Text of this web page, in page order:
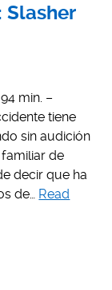
Slasher
min. –
tiene
sin audición
de
decir que ha
de… Read